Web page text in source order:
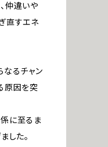
仲違いや
直すエネ
なるチャン
原因を突
に至るま
した。